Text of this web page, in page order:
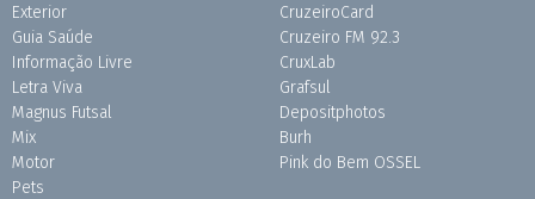
Exterior
Guia Saúde
Informação Livre
Letra Viva
Magnus Futsal
Mix
Motor
Pets
CruzeiroCard
Cruzeiro FM 92.3
CruxLab
Grafsul
Depositphotos
Burh
Pink do Bem OSSEL